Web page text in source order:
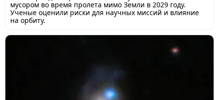
мусором во время пролета мимо Земли в 2029 году.
Ученые оценили риски для научных миссий и влияние
на орбиту.